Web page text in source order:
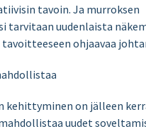
tavoin. Ja murroksen
tarvitaan uudenlaista
tavoitteeseen ohjaavaa
kehittyminen on jälleen
uudet